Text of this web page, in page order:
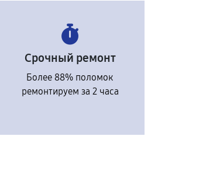
Срочный ремонт
Более 88% поломок
ремонтируем за 2 часа